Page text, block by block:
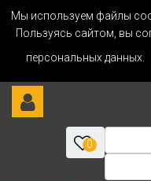
Мы используем файлы
Пользуясь сайтом, вы
персональных данных.
0